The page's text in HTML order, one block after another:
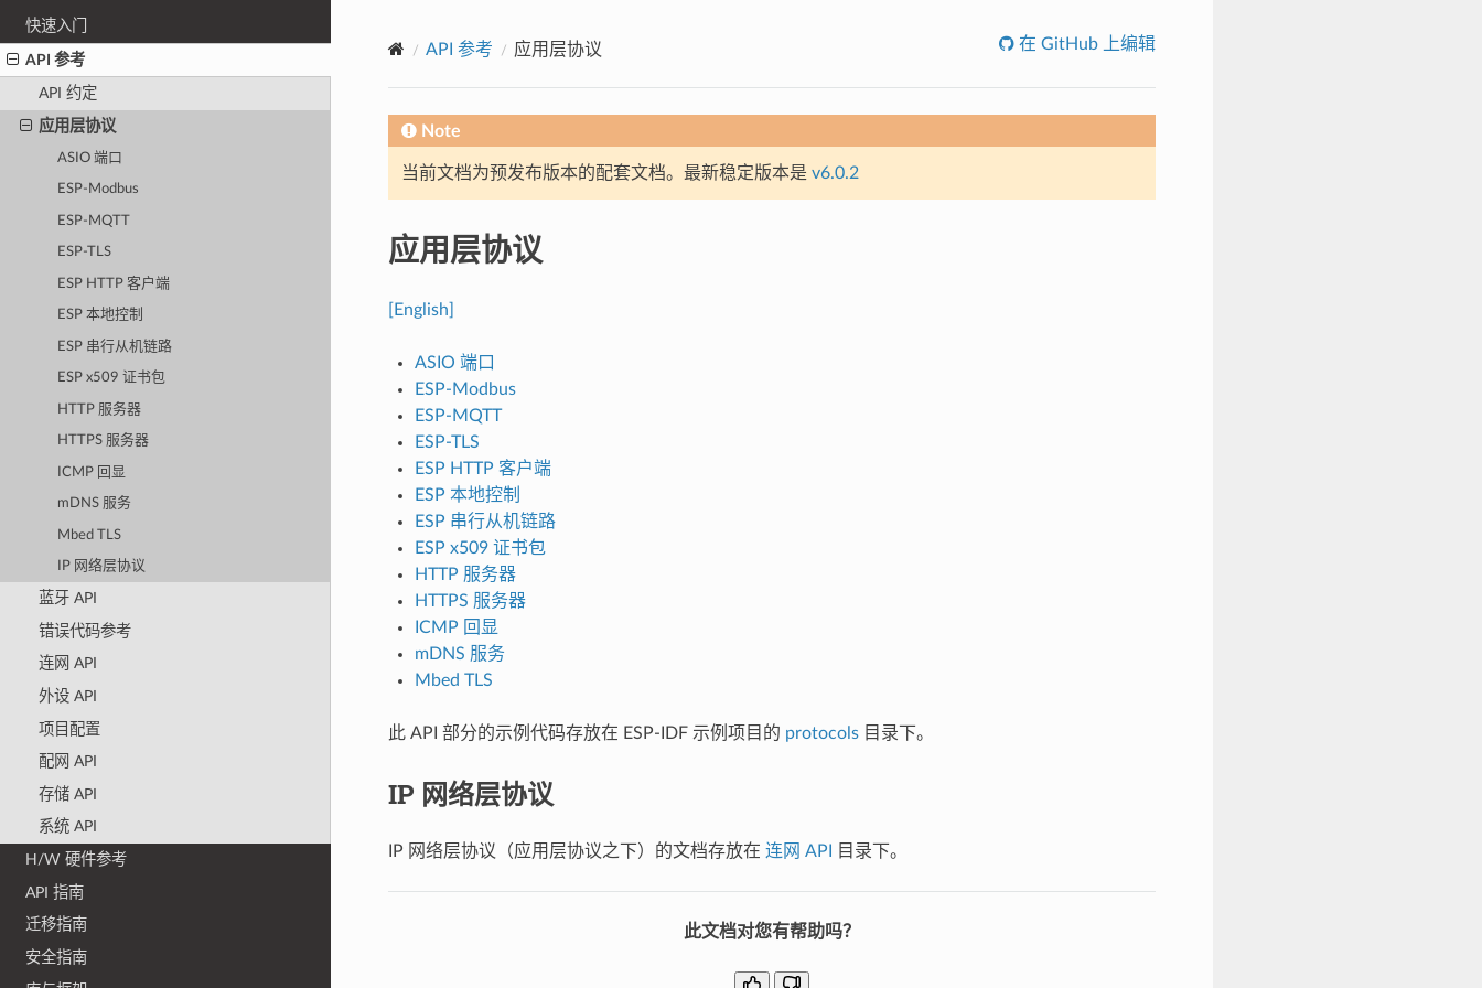
快速入门
API 参考
API 约定
应用层协议
ASIO 端口
ESP-Modbus
ESP-MQTT
ESP-TLS
ESP HTTP 客户端
ESP 本地控制
ESP 串行从机链路
ESP x509 证书包
HTTP 服务器
HTTPS 服务器
ICMP 回显
mDNS 服务
Mbed TLS
IP 网络层协议
蓝牙 API
错误代码参考
连网 API
外设 API
项目配置
配网 API
存储 API
系统 API
H/W 硬件参考
API 指南
迁移指南
安全指南
API 参考 应用层协议 在 GitHub 上编辑
Note
当前文档为预发布版本的配套文档。最新稳定版本是 v6.0.2
应用层协议
[English]
ASIO 端口
ESP-Modbus
ESP-MQTT
ESP-TLS
ESP HTTP 客户端
ESP 本地控制
ESP 串行从机链路
ESP x509 证书包
HTTP 服务器
HTTPS 服务器
ICMP 回显
mDNS 服务
Mbed TLS
此 API 部分的示例代码存放在 ESP-IDF 示例项目的 protocols目录下。
IP 网络层协议
IP 网络层协议（应用层协议之下）的文档存放在 连网 API 目录下。
此文档对您有帮助吗？